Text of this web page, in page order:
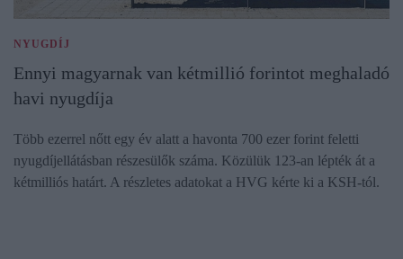
NYUGDÍJ
Ennyi magyarnak van kétmillió forintot meghaladó
havi nyugdíja
Több ezerrel nőtt egy év alatt a havonta 700 ezer forint feletti
nyugdíjellátásban részesülők száma. Közülük 123-an lépték át a
kétmilliós határt. A részletes adatokat a HVG kérte ki a KSH-tól.